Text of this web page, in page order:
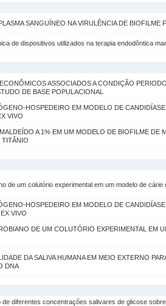
SANGUÍNEO NA VIRULÊNCIA DE BIOFILME
de dispositivos utilizados na terapia endodôntica
ASSOCIADOS A CONDIÇÃO
DE BASE POPULACIONAL
HOSPEDEIRO EM MODELO DE
VIVO
A 1% EM UM MODELO DE BIOFILME DE
TITÂNIO
de um colutório experimental em um modelo de cárie
HOSPEDEIRO EM MODELO DE
VIVO
DE UM COLUTÓRIO EXPERIMENTAL EM
DA SALIVA HUMANA EM MEIO EXTERNO
DNA
de diferentes concentrações salivares de glicose